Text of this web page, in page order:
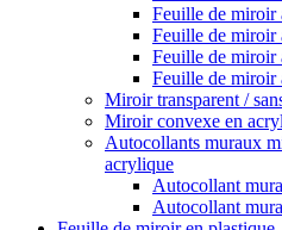
Feuille de miroir
Feuille de miroir
Feuille de miroir
Feuille de miroir
Miroir transparent /
Miroir convexe en
Autocollants muraux
acrylique
Autocollant
Autocollant